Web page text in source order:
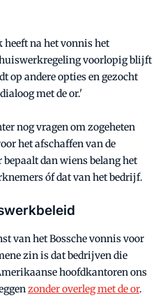
na het vonnis het
voorlopig blijft
op andere opties en gezocht
met de or.'
nog vragen om zogeheten
het afschaffen van de
dan wiens belang het
óf dat van het bedrijf.
van het Bossche vonnis voor
zin is dat bedrijven die
hoofdkantoren ons
zonder overleg met de or.